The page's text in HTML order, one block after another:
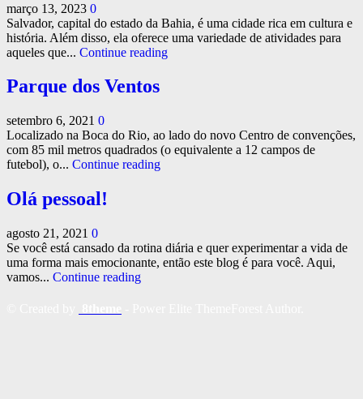
março 13, 2023 0
Salvador, capital do estado da Bahia, é uma cidade rica em cultura e
história. Além disso, ela oferece uma variedade de atividades para
aqueles que... Continue reading
Parque dos Ventos
setembro 6, 2021 0
Localizado na Boca do Rio, ao lado do novo Centro de convenções,
com 85 mil metros quadrados (o equivalente a 12 campos de
futebol), o... Continue reading
Olá pessoal!
agosto 21, 2021 0
Se você está cansado da rotina diária e quer experimentar a vida de
uma forma mais emocionante, então este blog é para você. Aqui,
vamos... Continue reading